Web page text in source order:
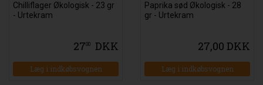
Chilliflager Økologisk - 23 gr
- Urtekram
2700 DKK
Læg i indkøbsvognen
Paprika sød Økologisk - 28
gr - Urtekram
27,00 DKK
Læg i indkøbsvognen